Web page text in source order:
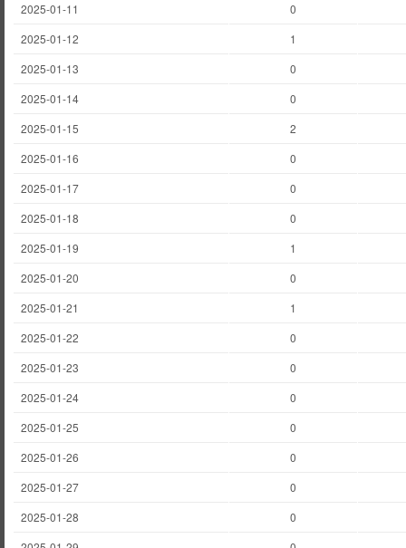
2025-01-11
0
2025-01-12
1
2025-01-13
0
2025-01-14
0
2025-01-15
2
2025-01-16
0
2025-01-17
0
2025-01-18
0
2025-01-19
1
2025-01-20
0
2025-01-21
1
2025-01-22
0
2025-01-23
0
2025-01-24
0
2025-01-25
0
2025-01-26
0
2025-01-27
0
2025-01-28
0